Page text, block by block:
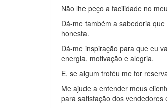
Não lhe peço a facilidade no
Dá-me também a sabedoria
honesta.
Dá-me inspiração para que eu
energia, motivação e alegria.
E, se algum troféu me for
Me ajude a entender meus
para satisfação dos vendedores